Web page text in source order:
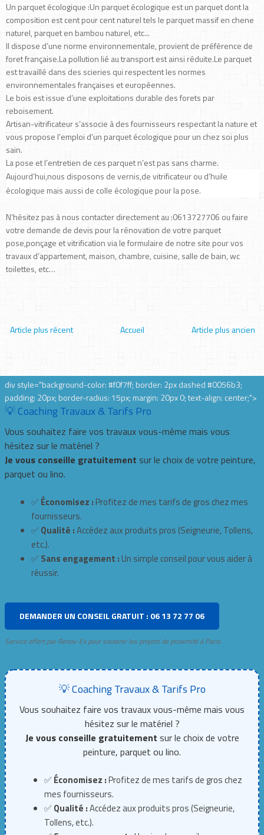
Un parquet écologique :Un parquet écologique est un parquet dont la
composition est cent pour cent naturel tels le parquet massif en chene
naturel, parquet en bambou naturel, etc...
Il dispose d’une norme environnementale, provient de préférence de
foret française.La pollution lié au transport est ainsi réduite.Le parquet
est travaillé dans des scieries qui respectent les normes
environnementales françaises et européennes.
Le bois est issue d’une exploitations durable des forets par
reboisement.
Artisan-vitrificateur s’associe à des fournisseurs respectant la nature et
vous propose l’emploi d’un parquet écologique pour un chez soi plus
sain.
La pose et l’entretien de ces parquet n’est pas sans charme.
Aujourd’hui,nous disposons de vernis,de vitrificateur ou d’huile
écologique mais aussi de colle écologique pour la pose.
N’hésitez pas à nous contacter directement au :0613727706 ou faire
votre demande de devis pour la rénovation de votre parquet
pose,ponçage et vitrification via le formulaire de notre site pour vos
travaux d’appartement, maison, chambre, cuisine, salle de bain, wc
toilettes, etc…
Article plus récent Article plus ancien
Accueil
div style="background-color: #f0f7ff; border: 2px dashed #0056b3;
padding: 20px; border-radius: 15px; margin: 20px 0; text-align: center;">
💡 Coaching Travaux & Tarifs Pro
Vous souhaitez faire vos travaux vous-même mais vous
hésitez sur le matériel ?
Je vous conseille gratuitement sur le choix de votre peinture,
parquet ou lino.
✅ Économisez : Profitez de mes tarifs de gros chez mes
fournisseurs.
✅ Qualité :Accédez aux produits pros (Seigneurie, Tollens,
etc.).
✅ Sans engagement : Un simple conseil pour vous aider à
réussir.
DEMANDER UN CONSEIL GRATUIT : 06 13 72 77 06
Service offert par Renov-Ex pour soutenir les projets de proximité à Paris.
💡 Coaching Travaux & Tarifs Pro
Vous souhaitez faire vos travaux vous-même mais vous
hésitez sur le matériel ?
Je vous conseille gratuitement sur le choix de votre
peinture, parquet ou lino.
✅Économisez :Profitez de mes tarifs de gros chez
mes fournisseurs.
✅Qualité :Accédez aux produits pros (Seigneurie,
Tollens, etc.).